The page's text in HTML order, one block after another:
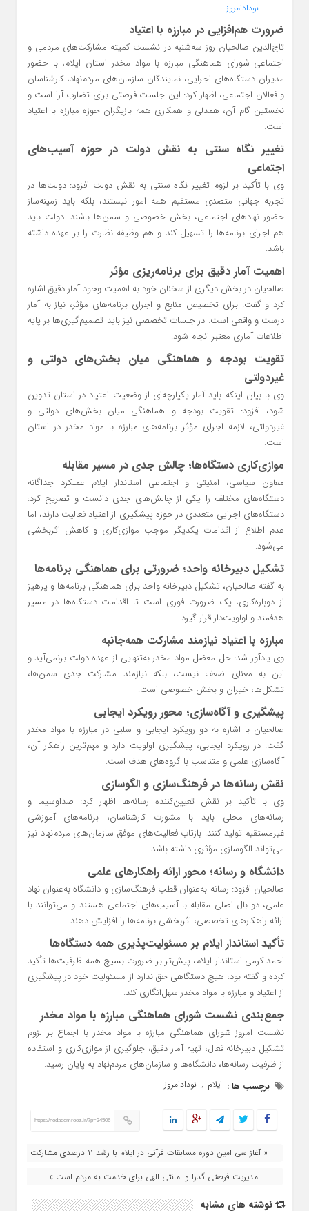
ضرورت هم‌افزایی در مبارزه با اعتیاد
تاج‌الدین صالحیان روز سه‌شنبه در نشست کمیته مشارکت‌های مردمی و
اجتماعی شورای هماهنگی مبارزه با مواد مخدر استان ایلام، با حضور
مدیران دستگاه‌های اجرایی، نمایندگان سازمان‌های مردم‌نهاد، کارشناسان
و فعالان اجتماعی، اظهار کرد: این جلسات فرصتی برای تضارب آرا است و
نخستین گام آن، همدلی و همکاری همه بازیگران حوزه مبارزه با اعتیاد
است.
تغییر نگاه سنتی به نقش دولت در حوزه آسیب‌های
اجتماعی
وی با تأکید بر لزوم تغییر نگاه سنتی به نقش دولت افزود: دولت‌ها در
تجربه جهانی متصدی مستقیم همه امور نیستند، بلکه باید زمینه‌ساز
حضور نهادهای اجتماعی، بخش خصوصی و سمن‌ها باشند. دولت باید
هم اجرای برنامه‌ها را تسهیل کند و هم وظیفه نظارت را بر عهده داشته
باشد.
اهمیت آمار دقیق برای برنامه‌ریزی مؤثر
صالحیان در بخش دیگری از سخنان خود به اهمیت وجود آمار دقیق اشاره
کرد و گفت: برای تخصیص منابع و اجرای برنامه‌های مؤثر، نیاز به آمار
درست و واقعی است. در جلسات تخصصی نیز باید تصمیم‌گیری‌ها بر پایه
اطلاعات آماری معتبر انجام شود.
تقویت بودجه و هماهنگی میان بخش‌های دولتی و
غیردولتی
وی با بیان اینکه باید آمار یکپارچه‌ای از وضعیت اعتیاد در استان تدوین
شود، افزود: تقویت بودجه و هماهنگی میان بخش‌های دولتی و
غیردولتی، لازمه اجرای مؤثر برنامه‌های مبارزه با مواد مخدر در استان
است.
موازی‌کاری دستگاه‌ها؛ چالش جدی در مسیر مقابله
معاون سیاسی، امنیتی و اجتماعی استاندار ایلام عملکرد جداگانه
دستگاه‌های مختلف را یکی از چالش‌های جدی دانست و تصریح کرد:
دستگاه‌های اجرایی متعددی در حوزه پیشگیری از اعتیاد فعالیت دارند، اما
عدم اطلاع از اقدامات یکدیگر موجب موازی‌کاری و کاهش اثربخشی
می‌شود.
تشکیل دبیرخانه واحد؛ ضرورتی برای هماهنگی برنامه‌ها
به گفته صالحیان، تشکیل دبیرخانه واحد برای هماهنگی برنامه‌ها و پرهیز
از دوباره‌کاری، یک ضرورت فوری است تا اقدامات دستگاه‌ها در مسیر
هدفمند و اولویت‌دار قرار گیرد.
مبارزه با اعتیاد نیازمند مشارکت همه‌جانبه
وی یادآور شد: حل معضل مواد مخدر به‌تنهایی از عهده دولت برنمی‌آید و
این به معنای ضعف نیست، بلکه نیازمند مشارکت جدی سمن‌ها،
تشکل‌ها، خیران و بخش خصوصی است.
پیشگیری و آگاه‌سازی؛ محور رویکرد ایجابی
صالحیان با اشاره به دو رویکرد ایجابی و سلبی در مبارزه با مواد مخدر
گفت: در رویکرد ایجابی، پیشگیری اولویت دارد و مهم‌ترین راهکار آن،
آگاه‌سازی علمی و متناسب با گروه‌های هدف است.
نقش رسانه‌ها در فرهنگ‌سازی و الگوسازی
وی با تأکید بر نقش تعیین‌کننده رسانه‌ها اظهار کرد: صداوسیما و
رسانه‌های محلی باید با مشورت کارشناسان، برنامه‌های آموزشی
غیرمستقیم تولید کنند. بازتاب فعالیت‌های موفق سازمان‌های مردم‌نهاد نیز
می‌تواند الگوسازی مؤثری داشته باشد.
دانشگاه و رسانه؛ محور ارائه راهکارهای علمی
صالحیان افزود: رسانه به‌عنوان قطب فرهنگ‌سازی و دانشگاه به‌عنوان نهاد
علمی، دو بال اصلی مقابله با آسیب‌های اجتماعی هستند و می‌توانند با
ارائه راهکارهای تخصصی، اثربخشی برنامه‌ها را افزایش دهند.
تأکید استاندار ایلام بر مسئولیت‌پذیری همه دستگاه‌ها
احمد کرمی استاندار ایلام، پیش‌تر بر ضرورت بسیج همه ظرفیت‌ها تأکید
کرده و گفته بود: هیچ دستگاهی حق ندارد از مسئولیت خود در پیشگیری
از اعتیاد و مبارزه با مواد مخدر سهل‌انگاری کند.
جمع‌بندی نشست شورای هماهنگی مبارزه با مواد مخدر
نشست امروز شورای هماهنگی مبارزه با مواد مخدر با اجماع بر لزوم
تشکیل دبیرخانه فعال، تهیه آمار دقیق، جلوگیری از موازی‌کاری و استفاده
از ظرفیت رسانه‌ها، دانشگاه‌ها و سازمان‌های مردم‌نهاد به پایان رسید.
برچسب ها : ایلام , نودادامروز
https://nodademrooz.ir/?p=34506
« آغاز سی‌ امین دوره مسابقات قرآنی در ایلام با رشد ۱۱ درصدی مشارکت
مدیریت فرصتی گذرا و امانتی الهی برای خدمت به مردم است »
نوشته های مشابه